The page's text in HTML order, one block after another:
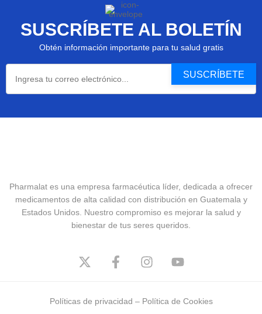
SUSCRÍBETE AL BOLETÍN
Obtén información importante para tu salud gratis
Pharmalat es una empresa farmacéutica líder, dedicada a ofrecer
medicamentos de alta calidad con distribución en Guatemala y
Estados Unidos. Nuestro compromiso es mejorar la salud y
bienestar de tus seres queridos.
Políticas de privacidad – Política de Cookies